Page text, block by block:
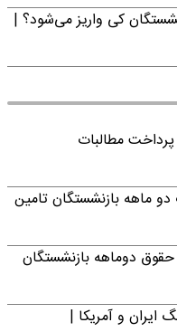
کی واریز می‌شود؟ |
مطالبات
ماهه بازنشستگان تامین
دوماهه بازنشستگان
و آمریکا |